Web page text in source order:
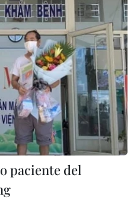
paciente del